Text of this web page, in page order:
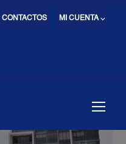
MI CUENTA ⌵
CONTACTOS